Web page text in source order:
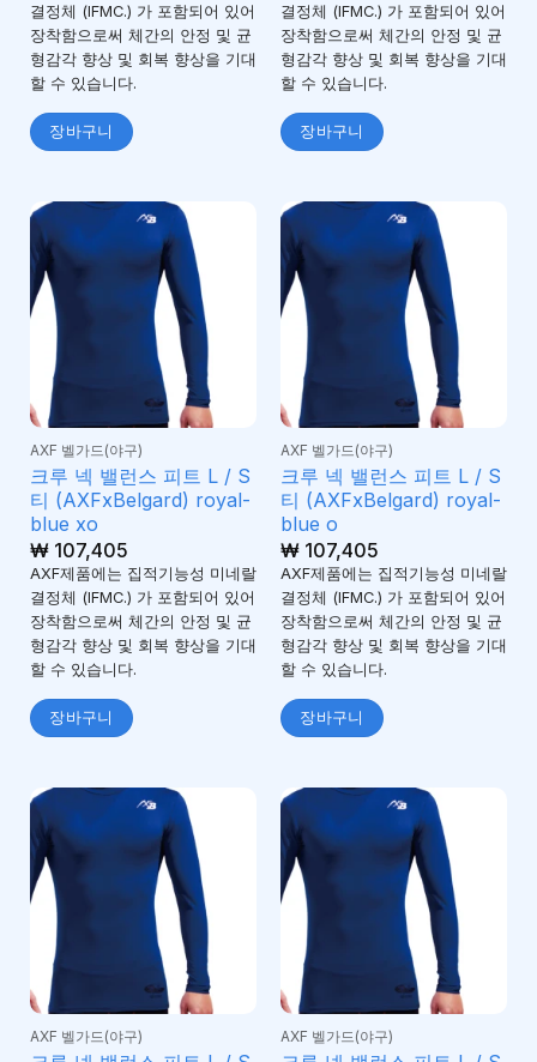
결정체 (IFMC.) 가 포함되어 있어
장착함으로써 체간의 안정 및 균
형감각 향상 및 회복 향상을 기대
할 수 있습니다.
장바구니
결정체 (IFMC.) 가 포함되어 있어
장착함으로써 체간의 안정 및 균
형감각 향상 및 회복 향상을 기대
할 수 있습니다.
장바구니
AXF 벨가드(야구)
크루 넥 밸런스 피트 L / S
티 (AXFxBelgard) royal-
blue xo
₩107,405
AXF제품에는 집적기능성 미네랄
결정체 (IFMC.) 가 포함되어 있어
장착함으로써 체간의 안정 및 균
형감각 향상 및 회복 향상을 기대
할 수 있습니다.
장바구니
AXF 벨가드(야구)
크루 넥 밸런스 피트 L / S
티 (AXFxBelgard) royal-
blue o
₩107,405
AXF제품에는 집적기능성 미네랄
결정체 (IFMC.) 가 포함되어 있어
장착함으로써 체간의 안정 및 균
형감각 향상 및 회복 향상을 기대
할 수 있습니다.
장바구니
AXF 벨가드(야구) AXF 벨가드(야구)